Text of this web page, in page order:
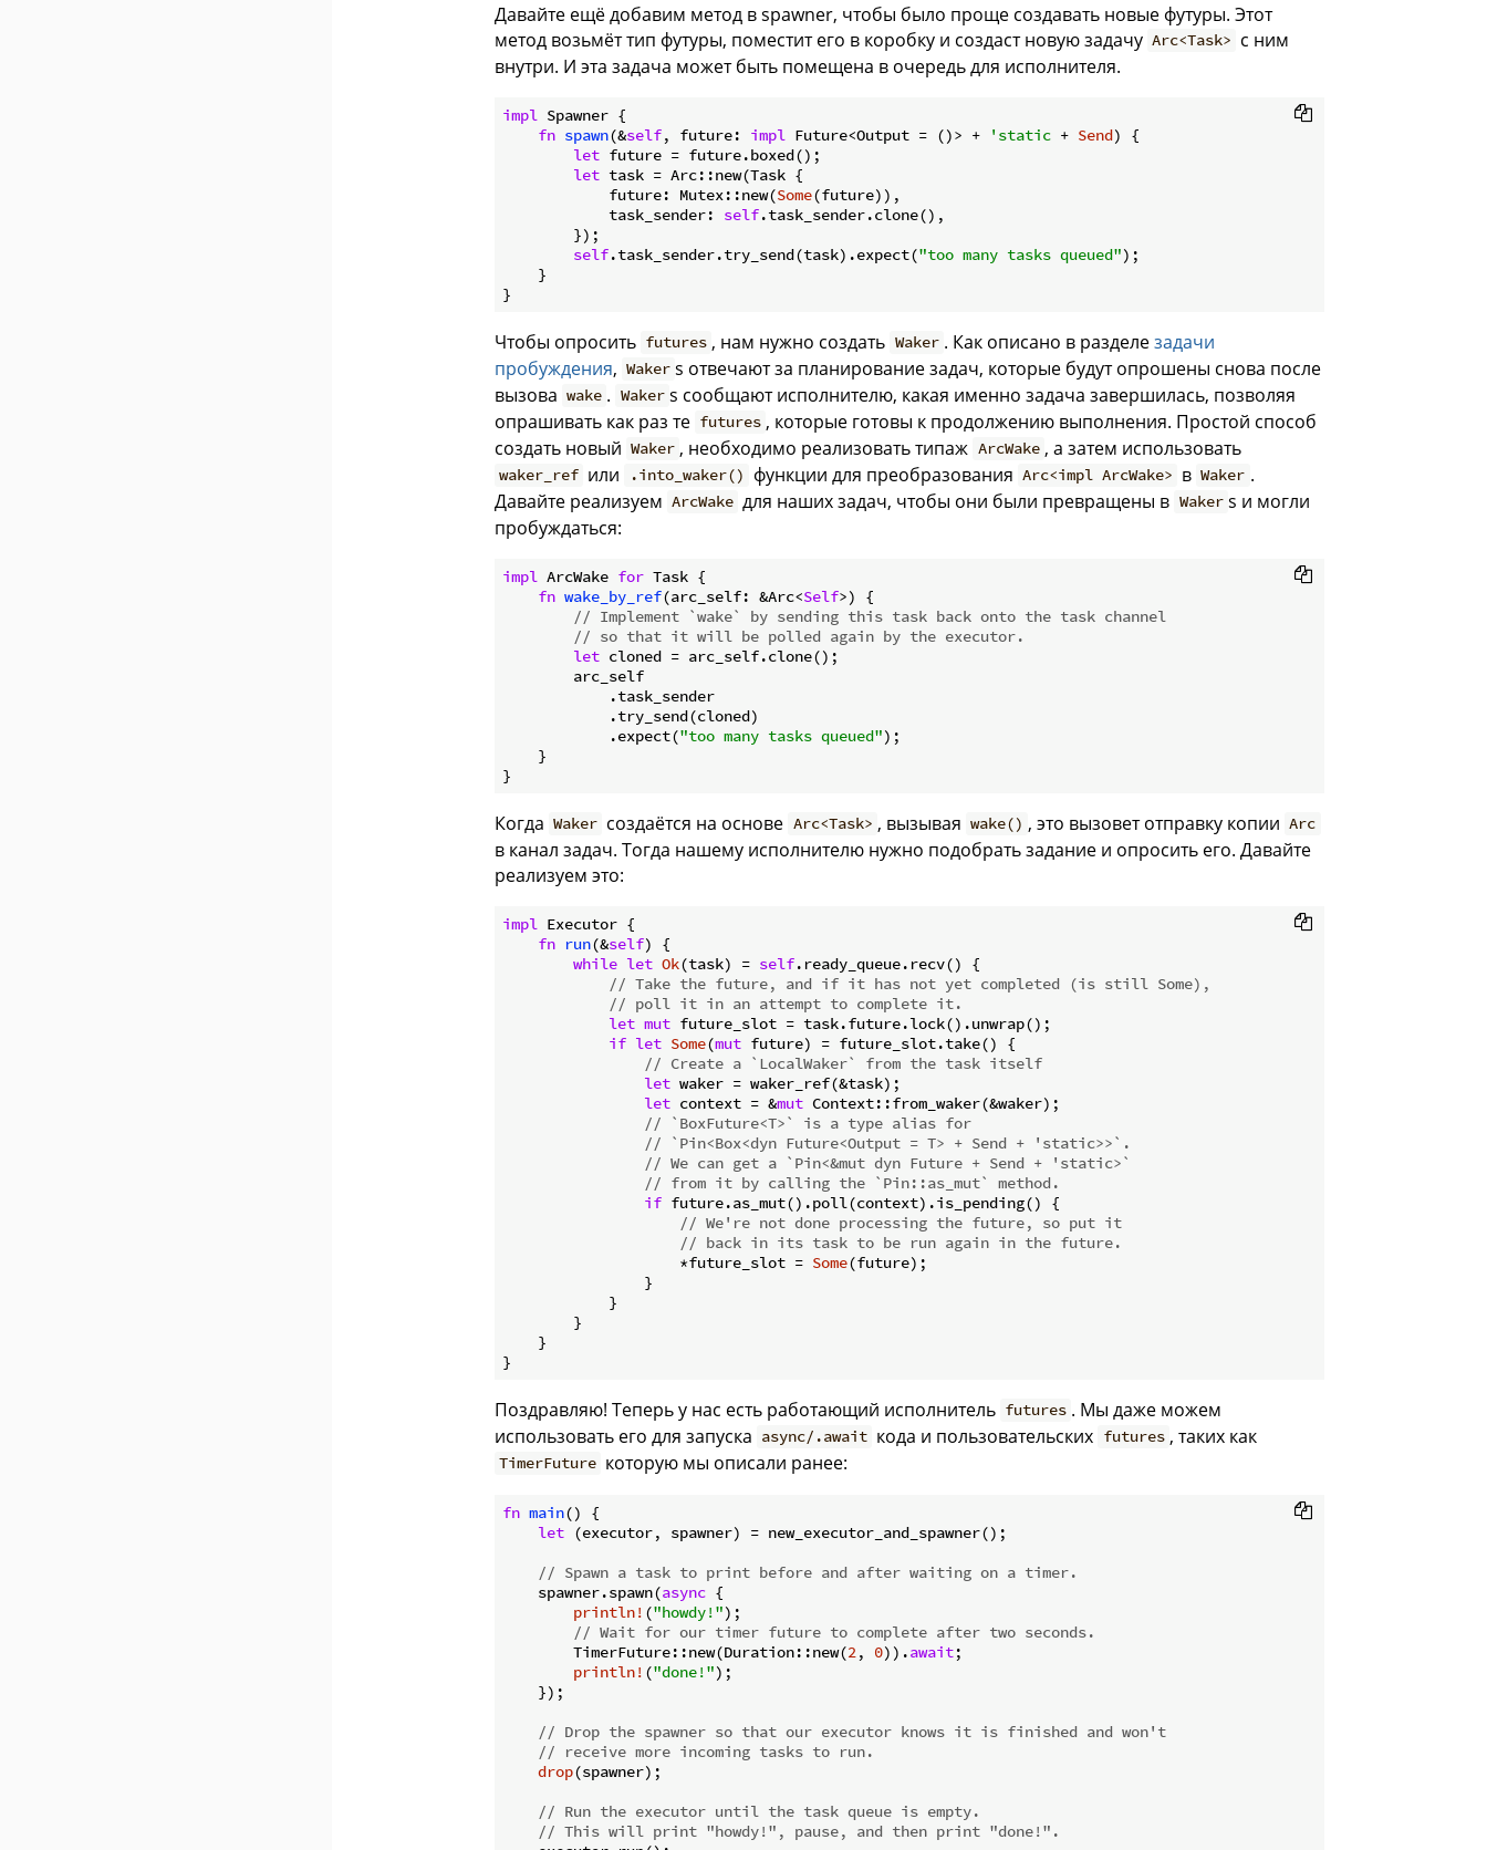
Давайте ещё добавим метод в spawner, чтобы было проще создавать новые футуры. Этот
метод возьмёт тип футуры, поместит его в коробку и создаст новую задачу Arc<Task> с ним
внутри. И эта задача может быть помещена в очередь для исполнителя.
impl Spawner {
fn spawn(&self, future: impl Future<Output = ()> + 'static + Send) {
let future = future.boxed();
let task = Arc::new(Task {
            future: Mutex::new(
Some(future)),
            task_sender:
self.task_sender.clone(),
        });
self.task_sender.try_send(task).expect("too many tasks queued");
    }
Чтобы опросить futures , нам нужно создать Waker . Как описано в разделезадачи
пробуждения, Waker s отвечают за планирование задач, которые будут опрошены снова после
вызова wake . Waker s сообщают исполнителю, какая именно задача завершилась, позволяя
опрашивать как раз те futures , которые готовы к продолжению выполнения. Простой способ
создать новый Waker , необходимо реализовать типаж ArcWake , а затем использовать
waker_ref или .into_waker() функции для преобразования Arc<impl ArcWake> в Waker .
Давайте реализуем ArcWake для наших задач, чтобы они были превращены в Waker s и могли
пробуждаться:
impl ArcWake for Task {
fn wake_by_ref(arc_self: &Arc<Self>) {
// Implement `wake` by sending this task back onto the task channel
// so that it will be polled again by the executor.
let cloned = arc_self.clone();
        arc_self
            .task_sender
            .try_send(cloned)
            .expect(
"too many tasks queued");
    }
Когда Waker создаётся на основе Arc<Task> , вызывая wake() , это вызовет отправку копии Arc
в канал задач. Тогда нашему исполнителю нужно подобрать задание и опросить его. Давайте
реализуем это:
impl Executor {
fn run(&self) {
while let Ok(task) = self.ready_queue.recv() {
// Take the future, and if it has not yet completed (is still Some),
// poll it in an attempt to complete it.
let mut future_slot = task.future.lock().unwrap();
if let Some(mut future) = future_slot.take() {
// Create a `LocalWaker` from the task itself
let waker = waker_ref(&task);
let context = &mut Context::from_waker(&waker);
// `BoxFuture<T>` is a type alias for
// `Pin<Box<dyn Future<Output = T> + Send + 'static>>`.
// We can get a `Pin<&mut dyn Future + Send + 'static>`
// from it by calling the `Pin::as_mut` method.
if future.as_mut().poll(context).is_pending() {
// We're not done processing the future, so put it
// back in its task to be run again in the future.
                    *future_slot =
Some(future);
                }
            }
        }
    }
Поздравляю! Теперь у нас есть работающий исполнитель futures . Мы даже можем
использовать его для запуска async/.await кода и пользовательских futures , таких как
TimerFuture которую мы описали ранее:
fn main() {
let (executor, spawner) = new_executor_and_spawner();
// Spawn a task to print before and after waiting on a timer.
    spawner.spawn(
async {
println! ("howdy!");
// Wait for our timer future to complete after two seconds.
        TimerFuture::new(Duration::new(
2, 0)).await;
println! ("done!");
    });
// Drop the spawner so that our executor knows it is finished and won't
// receive more incoming tasks to run.
drop(spawner);
// Run the executor until the task queue is empty.
// This will print "howdy!", pause, and then print "done!".